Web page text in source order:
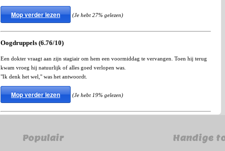
Mop verder lezen (Je hebt 27% gelezen)
Oogdruppels (6.76/10)
Een dokter vraagt aan zijn stagiair om hem een voormiddag te vervangen. Toen hij terug
kwam vroeg hij natuurlijk of alles goed verlopen was.
"Ik denk het wel," was het antwoordt.
Mop verder lezen (Je hebt 19% gelezen)
Populair Handige